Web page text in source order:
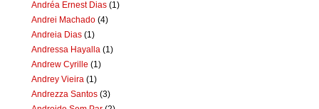
Andréa Ernest Dias (1)
Andrei Machado (4)
Andreia Dias (1)
Andressa Hayalla (1)
Andrew Cyrille (1)
Andrey Vieira (1)
Andrezza Santos (3)